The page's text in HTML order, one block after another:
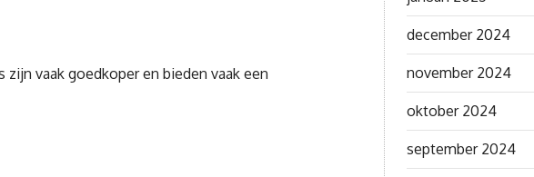
vaak goedkoper en bieden vaak een
december 2024
november 2024
oktober 2024
september 2024